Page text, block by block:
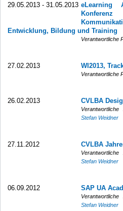
29.05.2013 - 31.05.2013 eLearning
Entwicklung, Bildung und Training
Verantwortliche
27.02.2013 WI2013,
Verantwortliche
26.02.2013 CVLBA
Stefan Weidner
27.11.2012 CVLBA
Stefan Weidner
06.09.2012 SAP UA
Stefan Weidner